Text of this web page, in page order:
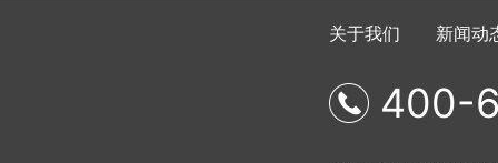
关于我们 新闻动
400-